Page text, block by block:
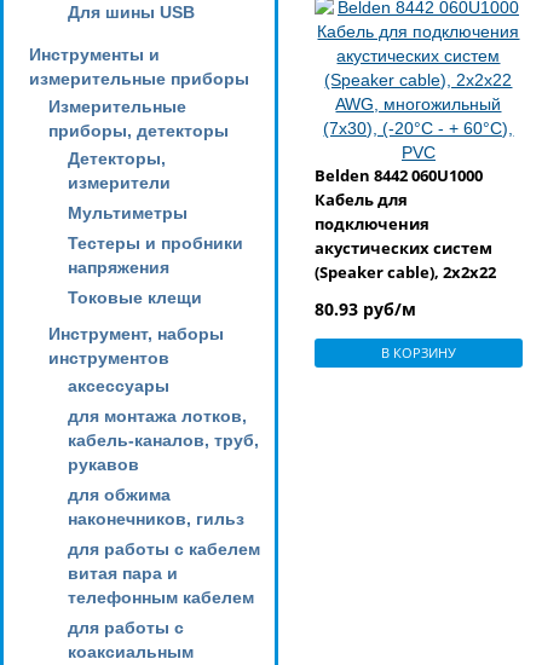
Для шины USB
Инструменты и
измерительные приборы
Измерительные
приборы, детекторы
Детекторы,
измерители
Мультиметры
Тестеры и пробники
напряжения
Токовые клещи
Инструмент, наборы
инструментов
аксессуары
для монтажа лотков,
кабель-каналов, труб,
рукавов
для обжима
наконечников, гильз
для работы с кабелем
витая пара и
телефонным кабелем
для работы с
коаксиальным
Belden 8442 060U1000
Кабель для
подключения
акустических систем
(Speaker cable), 2x2x22
(7х30), (-20°С - + 60°С), PVC
80.93 руб/м
В КОРЗИНУ